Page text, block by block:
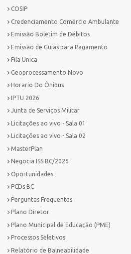
COSIP
Credenciamento Comércio Ambulante
Emissão Boletim de Débitos
Emissão de Guias para Pagamento
Fila Unica
Geoprocessamento Novo
Horario Do Ônibus
IPTU 2026
Junta de Serviços Militar
Licitações ao vivo - Sala 01
Licitações ao vivo - Sala 02
MasterPlan
Negocia ISS BC/2026
Oportunidades
PCDs BC
Perguntas Frequentes
Plano Diretor
Plano Municipal de Educação (PME)
Processos Seletivos
Relatório de Balneabilidade